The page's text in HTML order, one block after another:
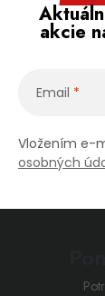
akcie
Email
Vložením e-
osobných